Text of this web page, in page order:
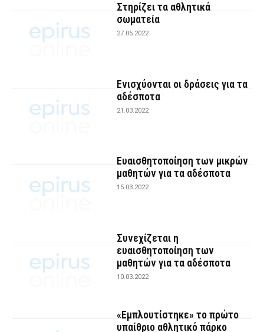
Στηρίζει τα αθλητικά
σωματεία
27.05.2022
Ενισχύονται οι δράσεις για τα
αδέσποτα
21.03.2022
Ευαισθητοποίηση των μικρών
μαθητών για τα αδέσποτα
15.03.2022
Συνεχίζεται η
ευαισθητοποίηση των
μαθητών για τα αδέσποτα
10.03.2022
«Εμπλουτίστηκε» το πρώτο
υπαίθριο αθλητικό πάρκο